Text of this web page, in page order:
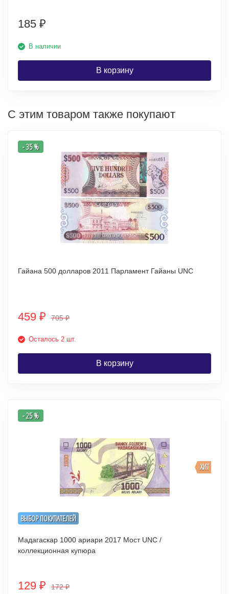
185 ₽
В наличии
В корзину
С этим товаром также покупают
- 35 %
Гайана 500 долларов 2011 Парламент Гайаны UNC
459 ₽ 705₽
Осталось 2 шт.
В корзину
ВЫБОР ПОКУПАТЕЛЕЙ
ХИТ
- 25 %
Мадагаскар 1000 ариари 2017 Мост UNC /
коллекционная купюра
129 ₽ 172₽